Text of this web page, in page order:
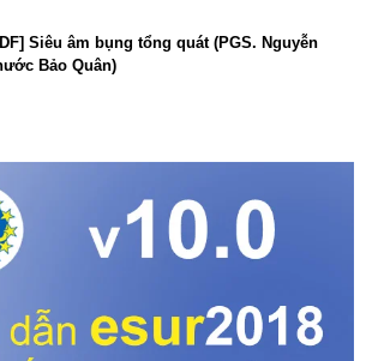
Siêu âm bụng tổng quát (PGS. Nguyễn
Bảo Quân)